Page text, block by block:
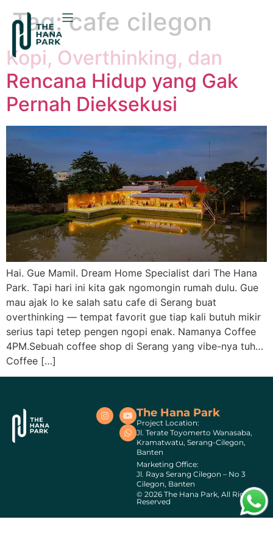
Tag:cafe cilegon
Kopi, Overthinking, dan
Rencana Hidup yang Gak
Pernah Dieksekusi
Hai. Gue Mamil. Dream Home Specialist dari The Hana
Park. Tapi hari ini kita gak ngomongin rumah dulu. Gue
mau ajak lo ke salah satu cafe di Serang buat
overthinking — tempat favorit gue tiap kali butuh mikir
serius tapi tetep pengen ngopi enak. Namanya Coffee
4PM.Sebuah coffee shop di Serang yang vibe-nya tuh…
Coffee […]
The Hana Park
Project Location:
Jl. Terate Toyomerto Wanasaba,
Kramatwatu, Serang-Cilegon,
Banten
Marketing Office:
Jl. Raya Serang Cilegon – No 3
Cilegon, Banten
© 2026 The Hana Park, All Rights
Reserved